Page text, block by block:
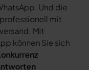
Und die
mit
Mit
können Sie sich